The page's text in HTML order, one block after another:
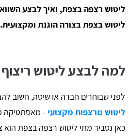
ליטוש רצפה בצפת, ואיך לבצע
ליטוש בצפת בצורה הוגנת ומקצועית.
למה לבצע ליטוש
לפני שבוחרים חברה או שיטה, חשוב
ליטוש מרצפות מקצועי - מאסתטיקה
כאן נסביר מתי ליטוש רצפה בצפת הוא